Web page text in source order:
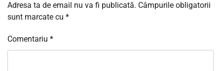
Adresa ta de email nu va fi publicată. Câmpurile obligatorii
sunt marcate cu *
Comentariu *